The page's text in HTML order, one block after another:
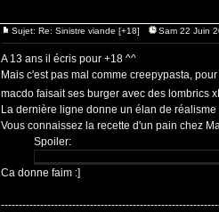
Sujet: Re: Sinistre viande [+18] Sam 22 Juin
A 13 ans il écris pour +18 ^^
Mais c'est pas mal comme creepypasta,
macdo faisait ses burger avec des lombrics
La dernière ligne donne un élan de
Vous connaissez la recette d'un pain chez
Spoiler:
Ca donne faim :]